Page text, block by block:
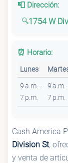
📮 Dirección:
1754 W
⏰ Horario:
Lunes
9 a.m.–
7 p.m.
9
7 p.m.
Cash America
Division St,
y venta de